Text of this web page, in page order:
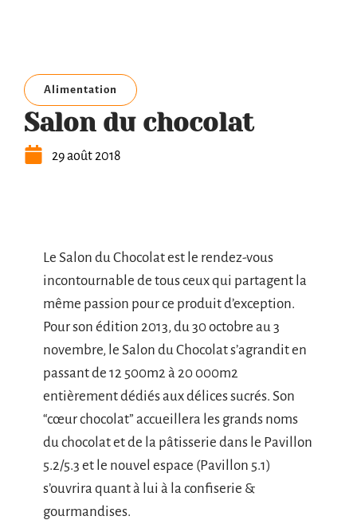
Alimentation
Salon du chocolat
29 août 2018
Le Salon du Chocolat est le rendez-vous
incontournable de tous ceux qui partagent la
même passion pour ce produit d’exception.
Pour son édition 2013, du 30 octobre au 3
novembre, le Salon du Chocolat s’agrandit en
passant de 12 500m2 à 20 000m2
entièrement dédiés aux délices sucrés. Son
“cœur chocolat” accueillera les grands noms
du chocolat et de la pâtisserie dans le Pavillon
5.2/5.3 et le nouvel espace (Pavillon 5.1)
s’ouvrira quant à lui à la confiserie &
gourmandises.